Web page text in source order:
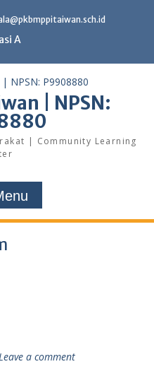
A
| NPSN:
| Community Learning
a comment